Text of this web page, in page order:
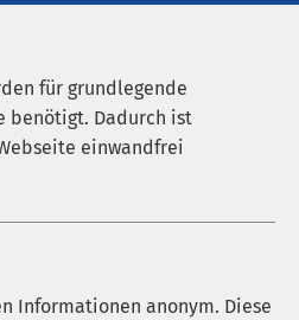
für grundlegende
benötigt. Dadurch ist
einwandfrei
Informationen anonym. Diese
ADHS oder
bieten wir nicht an.